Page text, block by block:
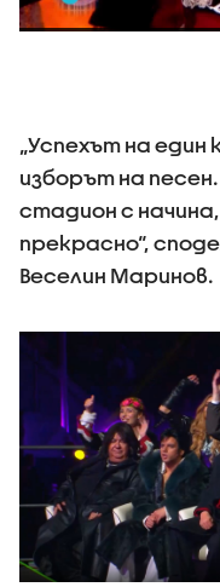
„Успехът на един
изборът на
стадион с начина,
прекрасно“,
Веселин Маринов.